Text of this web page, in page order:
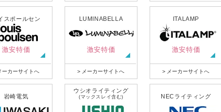
スポールセン
激安特価
ーカーサイトへ
LUMINABELLA
激安特価
> メーカーサイトへ
ITALAMP
激安特価
> メーカーサイトへ
岩崎電気
ウシオライティング
(マックスレイ含む) NECライティング